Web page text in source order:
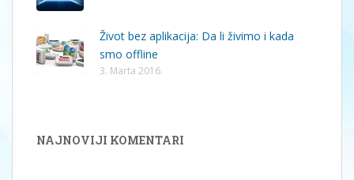
Život bez aplikacija: Da li živimo i kada
smo offline
3. Marta 2016.
NAJNOVIJI KOMENTARI